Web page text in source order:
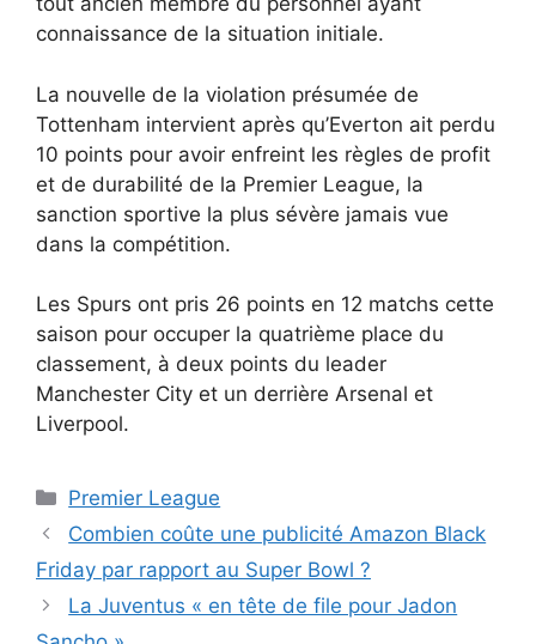
connaissance de la situation initiale.
La nouvelle de la violation présumée de
Tottenham intervient après qu’Everton ait perdu
10 points pour avoir enfreint les règles de profit
et de durabilité de la Premier League, la
sanction sportive la plus sévère jamais vue
dans la compétition.
Les Spurs ont pris 26 points en 12 matchs cette
saison pour occuper la quatrième place du
classement, à deux points du leader
Manchester City et un derrière Arsenal et
Liverpool.
Catégories
Premier League
Combien coûte une publicité Amazon Black
Friday par rapport au Super Bowl ?
La Juventus « en tête de file pour Jadon